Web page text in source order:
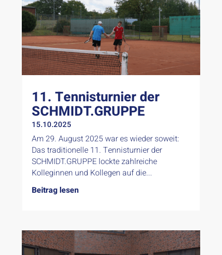
11. Tennisturnier der
SCHMIDT.GRUPPE
15.10.2025
Am 29. August 2025 war es wieder soweit:
Das traditionelle 11. Tennisturnier der
SCHMIDT.GRUPPE lockte zahlreiche
Kolleginnen und Kollegen auf die...
Beitrag lesen